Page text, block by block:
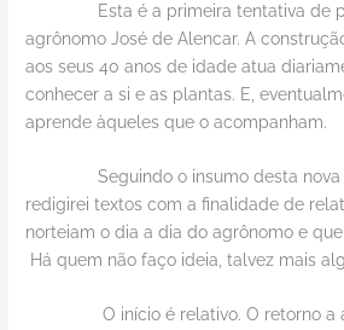
Esta é a primeira tentativa de
agrônomo José de Alencar. A
aos seus 40 anos de idade atua
conhecer a si e as plantas. E,
aprende àqueles que o acompanham.
Seguindo o insumo desta nova
redigirei textos com a finalidade de
norteiam o dia a dia do agrônomo e
Há quem não faço ideia, talvez mais
O início é relativo. O retorno a